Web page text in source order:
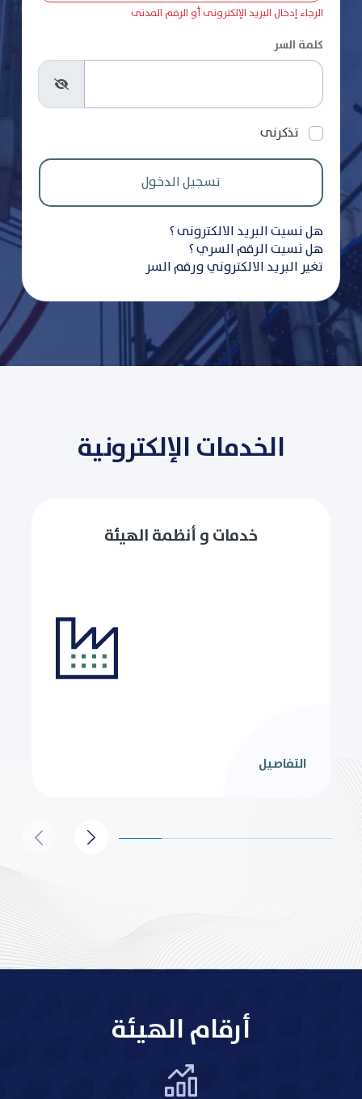
الرجاء إدخال البريد الإلكترونى أو الرقم المدنى
كلمة السر
تذكرنى
هل نسيت البريد الالكترونى ؟
هل نسيت الرقم السري ؟
تغير البريد الالكتروني ورقم السر
الخدمات الإلكترونية
خدمات و أنظمة الهيئة
التفاصيل
أرقام الهيئة